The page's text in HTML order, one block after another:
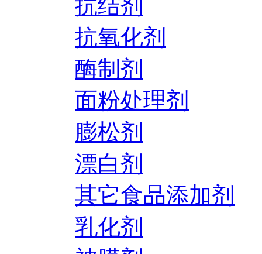
抗结剂
抗氧化剂
酶制剂
面粉处理剂
膨松剂
漂白剂
其它食品添加剂
乳化剂